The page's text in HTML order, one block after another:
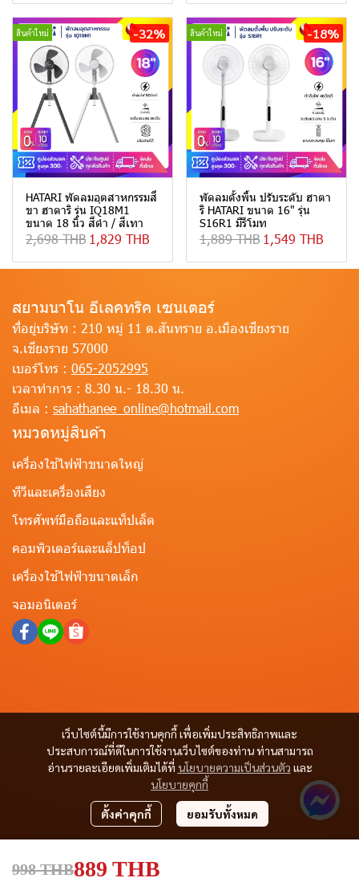
สินค้าใหม่ -32%
HATARI พัดลมอุตสาหกรรมสี่
ขา ฮาตาริ รุ่น IQ18M1
ขนาด 18 นิ้ว สีดำ / สีเทา
2,698 THB 1,829 THB
สินค้าใหม่ -18%
พัดลมตั้งพื้น ปรับระดับ ฮาตา
ริ HATARI ขนาด 16" รุ่น
S16R1 มีรีโมท
1,889 THB 1,549 THB
998 THB889 THB
เว็บไซต์นี้มีการใช้งานคุกกี้ เพื่อเพิ่มประสิทธิภาพและ
ประสบการณ์ที่ดีในการใช้งานเว็บไซต์ของท่าน ท่านสามารถ
อ่านรายละเอียดเพิ่มเติมได้ที่ นโยบายความเป็นส่วนตัว และ
นโยบายคุกกี้
ตั้งค่าคุกกี้ ยอมรับทั้งหมด
สยามนาโน อีเลคทริค เซนเตอร์
ที่อยู่บริษัท : 210 หมู่ 11 ต.สันทราย อ.เมืองเชียงราย
จ.เชียงราย 57000
เบอร์โทร : 065-2052995
เวลาทำการ : 8.30 น.- 18.30 น.
อีเมล : sahathanee_online@hotmail.com
หมวดหมู่สินค้า
เครื่องใช้ไฟฟ้าขนาดใหญ่
ทีวีและเครื่องเสียง
โทรศัพท์มือถือและแท็ปเล็ต
คอมพิวเตอร์และแล็ปท็อป
เครื่องใช้ไฟฟ้าขนาดเล็ก
จอมอนิเตอร์